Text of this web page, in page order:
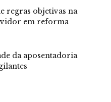
regras objetivas na
em reforma
da aposentadoria